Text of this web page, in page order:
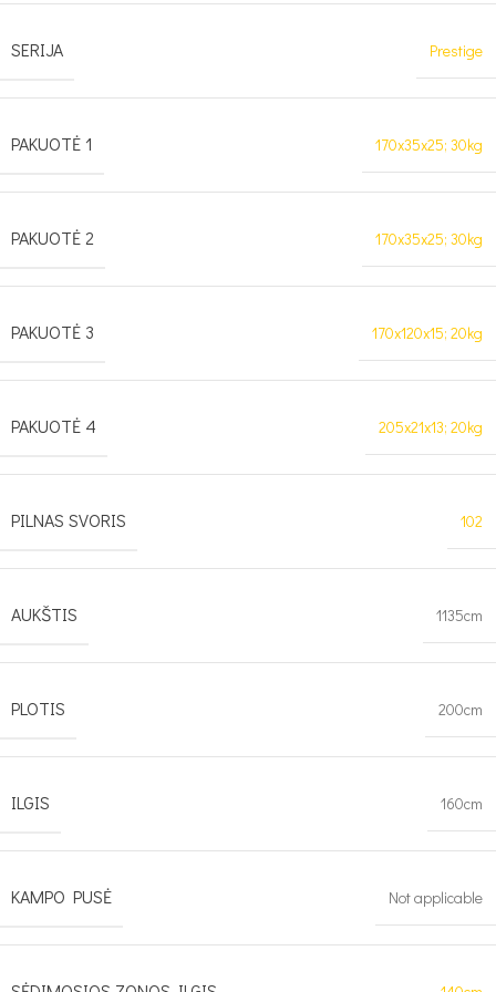
SERIJA Prestige
PAKUOTĖ 1 170x35x25; 30kg
PAKUOTĖ 2 170x35x25; 30kg
PAKUOTĖ 3 170x120x15; 20kg
PAKUOTĖ 4 205x21x13; 20kg
PILNAS SVORIS 102
AUKŠTIS 1135cm
PLOTIS 200cm
ILGIS 160cm
KAMPO PUSĖ Not applicable